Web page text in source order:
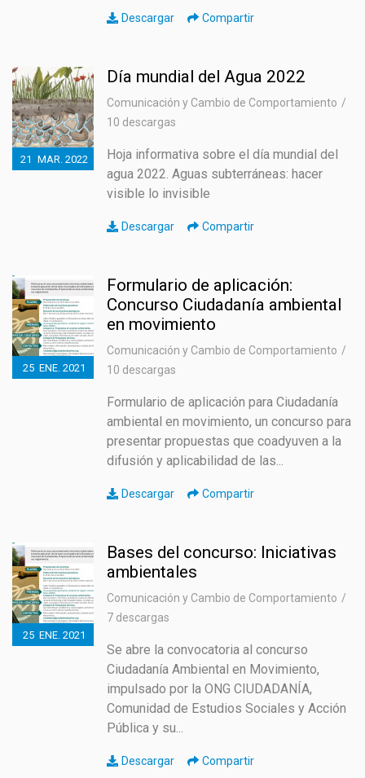
Descargar Compartir
21 MAR. 2022
Día mundial del Agua 2022
Comunicación y Cambio de Comportamiento
10 descargas
Hoja informativa sobre el día mundial del
agua 2022. Aguas subterráneas: hacer
visible lo invisible
Descargar Compartir
25 ENE. 2021
Formulario de aplicación:
Concurso Ciudadanía ambiental
en movimiento
Comunicación y Cambio de Comportamiento
10 descargas
Formulario de aplicación para Ciudadanía
ambiental en movimiento, un concurso para
presentar propuestas que coadyuven a la
difusión y aplicabilidad de las...
Descargar Compartir
25 ENE. 2021
Bases del concurso: Iniciativas
ambientales
Comunicación y Cambio de Comportamiento
7 descargas
Se abre la convocatoria al concurso
Ciudadanía Ambiental en Movimiento,
impulsado por la ONG CIUDADANÍA,
Comunidad de Estudios Sociales y Acción
Pública y su...
Descargar Compartir